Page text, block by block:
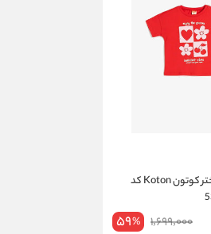
تی شرت نوزاد دختر کوتون Koton کد
1,699,000
59%